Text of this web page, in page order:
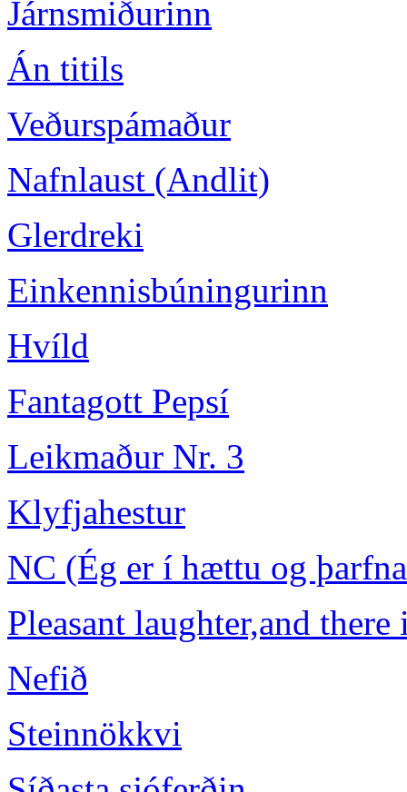
Járnsmiðurinn
Án titils
Veðurspámaður
Nafnlaust (Andlit)
Glerdreki
Einkennisbúningurinn
Hvíld
Fantagott Pepsí
Leikmaður Nr. 3
Klyfjahestur
NC (Ég er í hættu og
Pleasant laughter,and
Nefið
Steinnökkvi